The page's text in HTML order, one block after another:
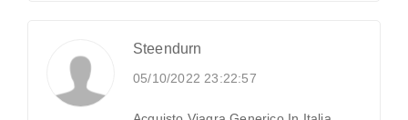
Steendurn
05/10/2022 23:22:57